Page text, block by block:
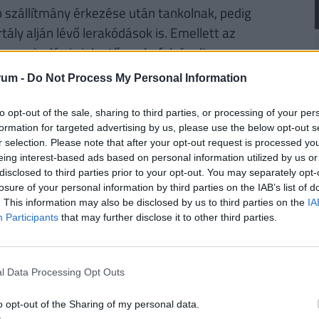
- Do Not Process My Personal Information
opt-out of the sale, sharing to third parties, or processing of your
for targeted advertising by us, please use the below opt-out
selection. Please note that after your opt-out request is processed
interest-based ads based on personal information utilized by us
to third parties prior to your opt-out. You may separately
of your personal information by third parties on the IAB’s list of
This information may also be disclosed by us to third parties on the
Participants that may further disclose it to other third parties.
Data Processing Opt Outs
opt-out of the Sharing of my personal data.
érkezése után tankolnak, pedig
alján lévő lerakódások is. Emellett az
is jelentősen befolyásolja a
HA NYUGDÍJBA MEGY: EGYSZERŰ
örvendenek anyugdíjmegtakarítási
. Mivel évtizedekre előre tekintve az
garancia, úgy tűnik ez időskori
Demennyi pénzhez is juthatunk egy
védhetjük ki egy ilyen megtakarítással pénzünk